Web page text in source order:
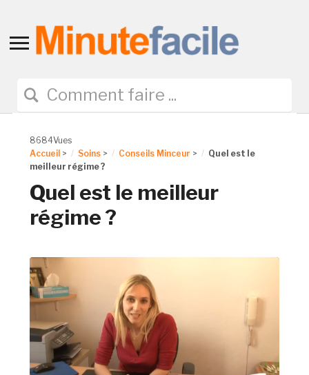
Toggle
navigation
8684Vues
Accueil > Soins > Conseils Minceur >
Quel est le
meilleur régime ?
Quel est le meilleur
régime ?